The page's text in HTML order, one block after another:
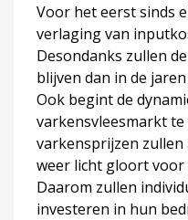
Voor het eerst sinds
verlaging van
Desondanks zullen
blijven dan in de
Ook begint de
varkensvleesmarkt te
varkensprijzen
weer licht gloort voor
Daarom zullen
investeren in hun